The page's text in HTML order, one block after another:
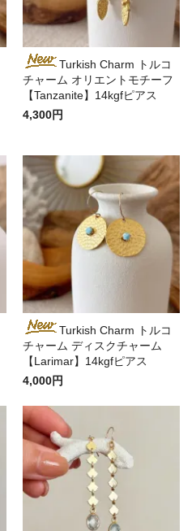
Turkish Charm トルコ
チャーム オリエントモチーフ
【Tanzanite】14kgfピアス
4,300円
Turkish Charm トルコ
チャーム ディスクチャーム
【Larimar】14kgfピアス
4,000円